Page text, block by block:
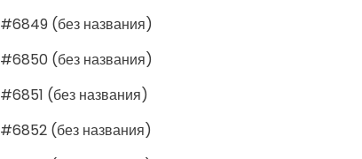
#6849 (без названия)
#6850 (без названия)
#6851 (без названия)
#6852 (без названия)